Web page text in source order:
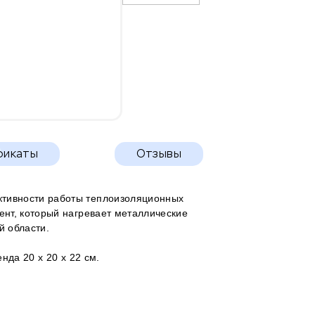
Отзывы
работы теплоизоляционных
который нагревает металлические
20 х 20 х 22 см.